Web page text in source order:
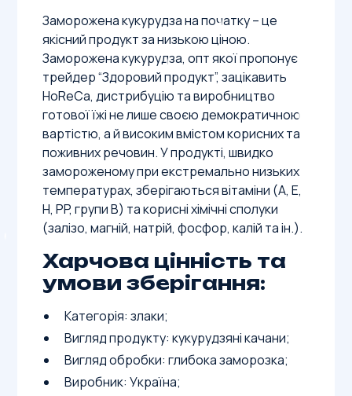
Заморожена кукурудза на початку – це
якісний продукт за низькою ціною.
Заморожена кукурудза, опт якої пропонує
трейдер “Здоровий продукт”, зацікавить
HoReCa, дистрибуцію та виробництво
готової їжі не лише своєю демократичною
вартістю, а й високим вмістом корисних та
поживних речовин. У продукті, швидко
замороженому при екстремально низьких
температурах, зберігаються вітаміни (A, E,
H, PP, групи B) та корисні хімічні сполуки
(залізо, магній, натрій, фосфор, калій та ін.).
Харчова цінність та
умови зберігання:
Категорія: злаки;
Вигляд продукту: кукурудзяні качани;
Вигляд обробки: глибока заморозка;
Виробник: Україна;